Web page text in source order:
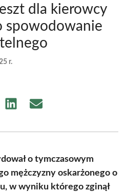
dla kierowcy
spowodowanie
r.
Share Share
o tymczasowym
mężczyzny oskarżonego o
w wyniku którego zginął